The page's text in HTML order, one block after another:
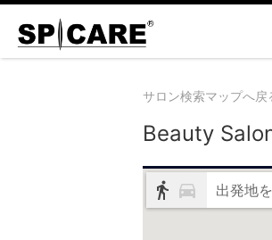
サロン検索マップへ戻
Beauty
出発地